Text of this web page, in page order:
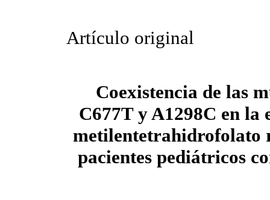
Artículo original
Coexistencia de las
C677T y A1298C en la
metilentetrahidrofolato
pacientes pediátricos